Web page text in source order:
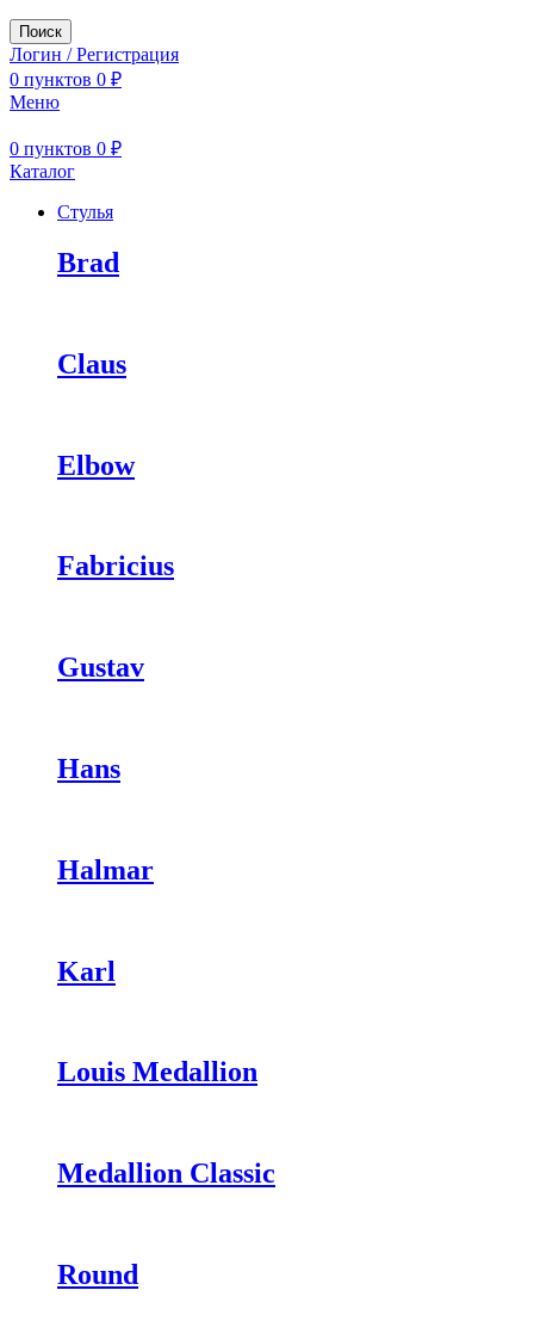
Поиск
Логин / Регистрация
0 пунктов 0 ₽
Меню
0 пунктов 0 ₽
Каталог
Стулья
Brad
Claus
Elbow
Fabricius
Gustav
Hans
Halmar
Karl
Louis Medallion
Medallion Classic
Round